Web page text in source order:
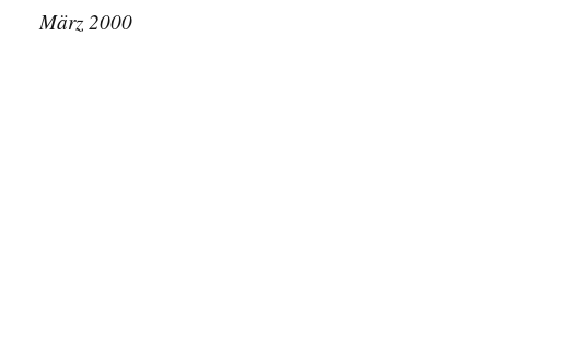
März 2000